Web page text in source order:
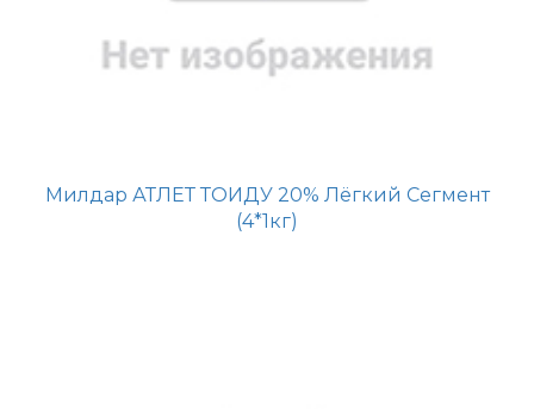
Милдар АТЛЕТ ТОИДУ 20% Лёгкий Сегмент
(4*1кг)